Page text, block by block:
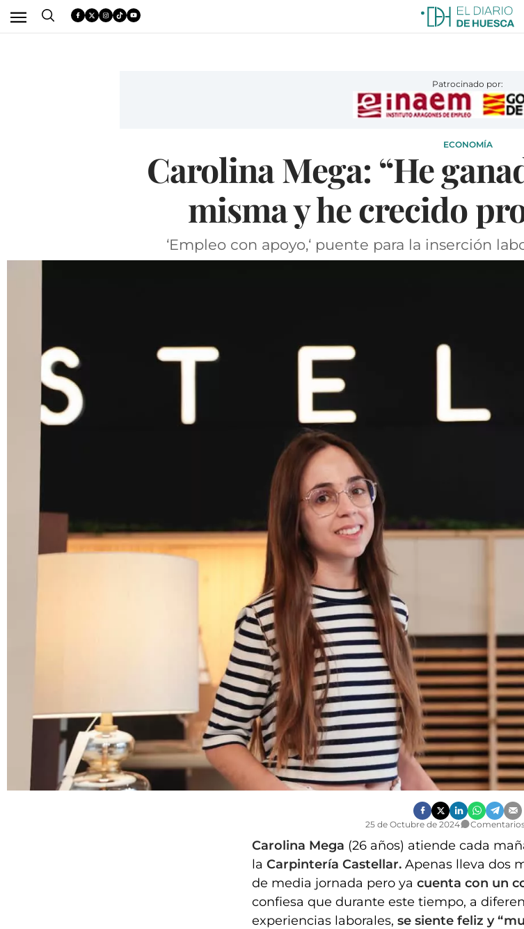
Patrocinado por:
ECONOMÍA
Carolina Mega: “He
misma y he crecido
‘Empleo con apoyo,‘ puente para la inserción
25 de Octubre de 2024
Carolina Mega, trabajadora en la Carpintería
Carolina Mega (26 años) atiende cada
la Carpintería Castellar. Apenas lleva dos
de media jornada pero ya cuenta con un
confiesa que durante este tiempo, a
experiencias laborales, se siente feliz y